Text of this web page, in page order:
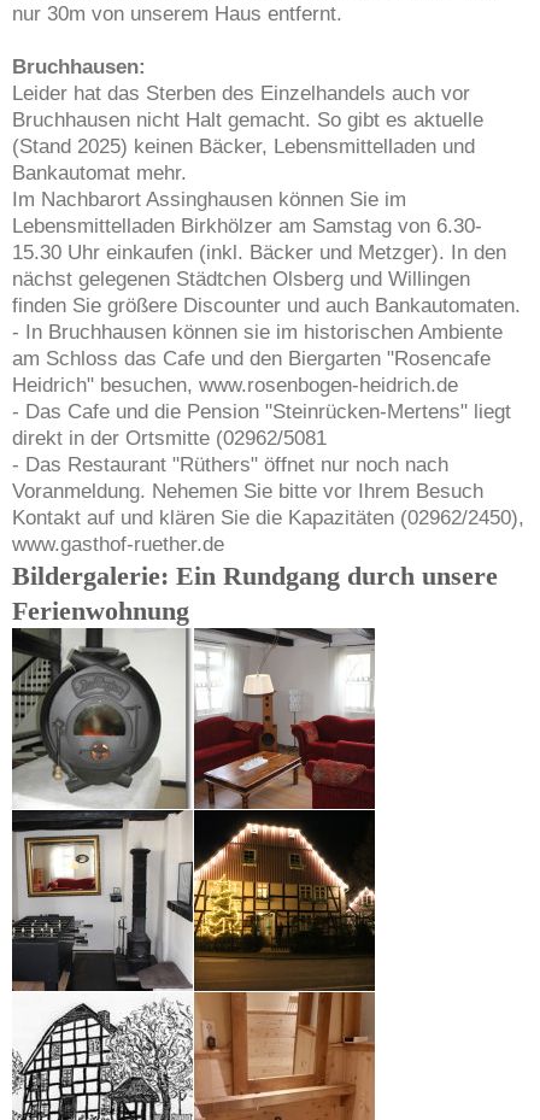
nur 30m von unserem Haus entfernt.
Bruchhausen:
Leider hat das Sterben des Einzelhandels auch vor
Bruchhausen nicht Halt gemacht. So gibt es aktuelle
(Stand 2025) keinen Bäcker, Lebensmittelladen und
Bankautomat mehr.
Im Nachbarort Assinghausen können Sie im
Lebensmittelladen Birkhölzer am Samstag von 6.30-
15.30 Uhr einkaufen (inkl. Bäcker und Metzger). In den
nächst gelegenen Städtchen Olsberg und Willingen
finden Sie größere Discounter und auch Bankautomaten.
- In Bruchhausen können sie im historischen Ambiente
am Schloss das Cafe und den Biergarten "Rosencafe
Heidrich" besuchen, www.rosenbogen-heidrich.de
- Das Cafe und die Pension "Steinrücken-Mertens" liegt
direkt in der Ortsmitte (02962/5081
- Das Restaurant "Rüthers" öffnet nur noch nach
Voranmeldung. Nehemen Sie bitte vor Ihrem Besuch
Kontakt auf und klären Sie die Kapazitäten (02962/2450),
www.gasthof-ruether.de
Bildergalerie: Ein Rundgang durch unsere
Ferienwohnung